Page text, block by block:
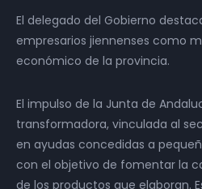
El delegado del Gobierno
empresarios jiennenses como
económico de la provincia.
El impulso de la Junta de
transformadora, vinculada al
en ayudas concedidas a
con el objetivo de fomentar la
de los productos que elaboran.